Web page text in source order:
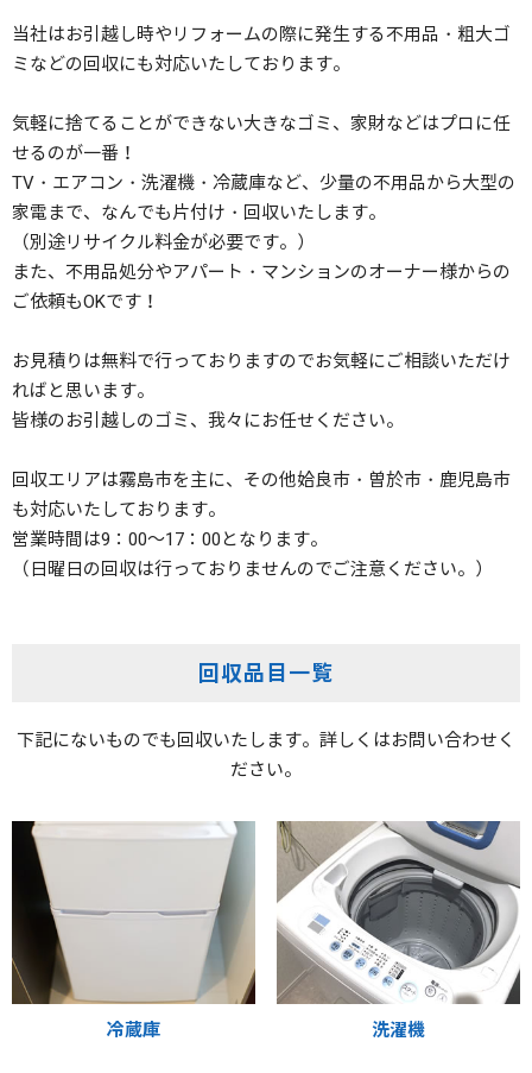
当社はお引越し時やリフォームの際に発生する不用品・粗大ゴ
ミなどの回収にも対応いたしております。
気軽に捨てることができない大きなゴミ、家財などはプロに任
せるのが一番！
TV・エアコン・洗濯機・冷蔵庫など、少量の不用品から大型の
家電まで、なんでも片付け・回収いたします。
（別途リサイクル料金が必要です。）
また、不用品処分やアパート・マンションのオーナー様からの
ご依頼もOKです！
お見積りは無料で行っておりますのでお気軽にご相談いただけ
ればと思います。
皆様のお引越しのゴミ、我々にお任せください。
回収エリアは霧島市を主に、その他姶良市・曽於市・鹿児島市
も対応いたしております。
営業時間は9：00～17：00となります。
（日曜日の回収は行っておりませんのでご注意ください。）
回収品目一覧
下記にないものでも回収いたします。詳しくはお問い合わせく
ださい。
冷蔵庫 洗濯機